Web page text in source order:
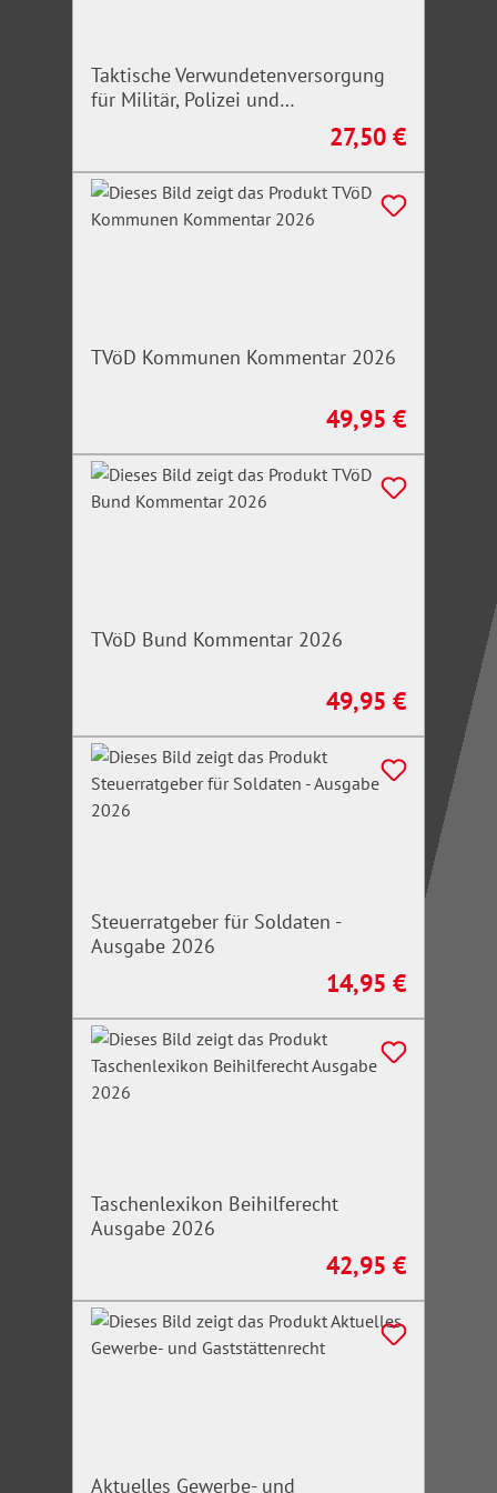
Taktische Verwundetenversorgung
für Militär, Polizei und
Regulärer Preis:
27,50 €
TVöD Kommunen Kommentar 2026
Regulärer Preis:
49,95 €
TVöD Bund Kommentar 2026
Regulärer Preis:
49,95 €
Steuerratgeber für Soldaten -
Ausgabe 2026
Regulärer Preis:
14,95 €
Taschenlexikon Beihilferecht
Ausgabe 2026
Regulärer Preis:
42,95 €
Aktuelles Gewerbe- und